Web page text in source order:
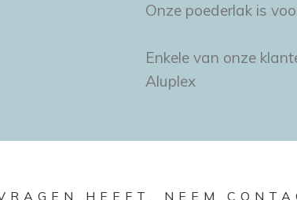
Onze poederlak is
Enkele van onze
Aluplex
HEEFT, NEEM